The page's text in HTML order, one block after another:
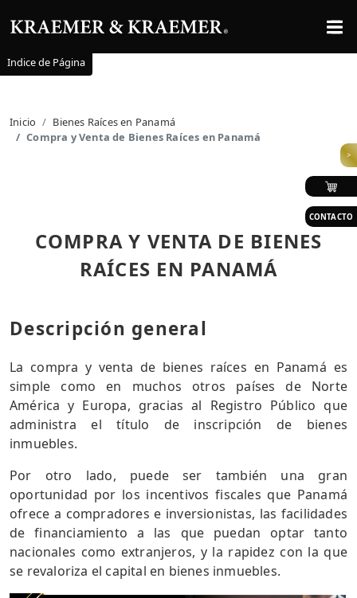
>
CONTACTO
Inicio
Bienes Raíces en Panamá
Compra y Venta de Bienes Raíces en Panamá
COMPRA Y VENTA DE BIENES
RAÍCES EN PANAMÁ
Descripción general
La compra y venta de bienes raíces en Panamá es
simple como en muchos otros países de Norte
América y Europa, gracias al Registro Público que
administra el título de inscripción de bienes
inmuebles.
Por otro lado, puede ser también una gran
oportunidad por los incentivos fiscales que Panamá
ofrece a compradores e inversionistas, las facilidades
de financiamiento a las que puedan optar tanto
nacionales como extranjeros, y la rapidez con la que
se revaloriza el capital en bienes inmuebles.
Indice de Página